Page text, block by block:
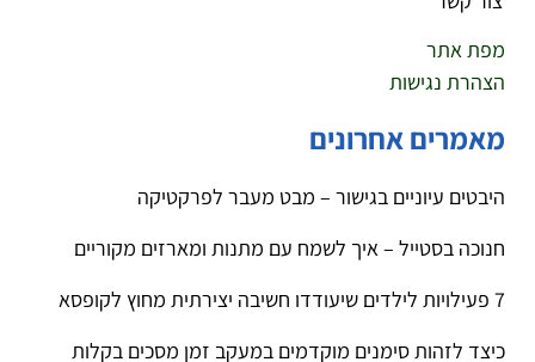
מפת אתר
הצהרת נגישות
מאמרים אחרונים
היבטים עיוניים בגישור – מבט מעבר לפרקטיקה
חנוכה בסטייל – איך לשמח עם מתנות ומארזים מקוריים
7 פעילויות לילדים שיעודדו חשיבה יצירתית מחוץ לקופסא
כיצד לזהות סימנים מוקדמים במעקב זמן מסכים בקלות